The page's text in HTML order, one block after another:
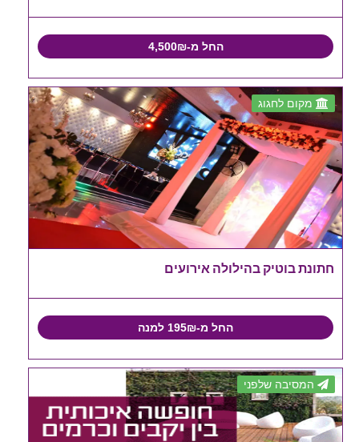
החל מ-4,500₪
מקום לחגוג
חתונת בוטיק בהילולה אירועים
החל מ-195₪ למנה
המסיבה שלפני